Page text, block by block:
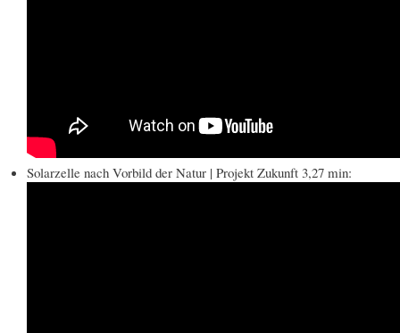
Solarzelle nach Vorbild der Natur | Projekt Zukunft 3,27 min: